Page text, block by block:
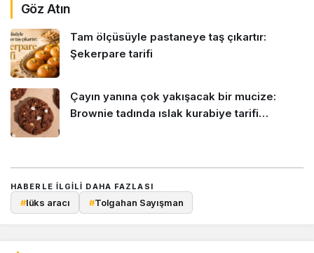
Göz Atın
Tam ölçüsüyle pastaneye taş çıkartır:
Şekerpare tarifi
Çayın yanına çok yakışacak bir mucize:
Brownie tadında ıslak kurabiye tarifi…
HABERLE ILGILI DAHA FAZLASI
#lüks aracı #Tolgahan Sayışman